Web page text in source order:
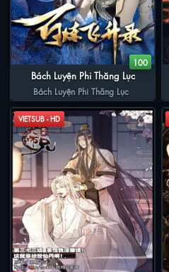
100
Bách Luyện Phi Thăng Lục
Bách Luyện Phi Thăng Lục
VIETSUB - HD